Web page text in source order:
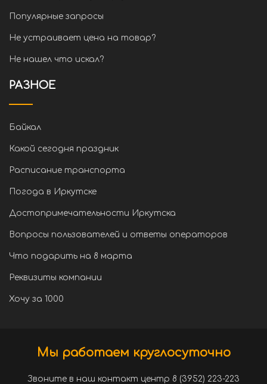
Популярные запросы
Не устраивает цена на товар?
Не нашел что искал?
РАЗНОЕ
Байкал
Какой сегодня праздник
Расписание транспорта
Погода в Иркутске
Достопримечательности Иркутска
Вопросы пользователей и ответы операторов
Что подарить на 8 марта
Реквизиты компании
Хочу за 1000
Мы работаем круглосуточно
Звоните в наш контакт центр 8 (3952) 223-223